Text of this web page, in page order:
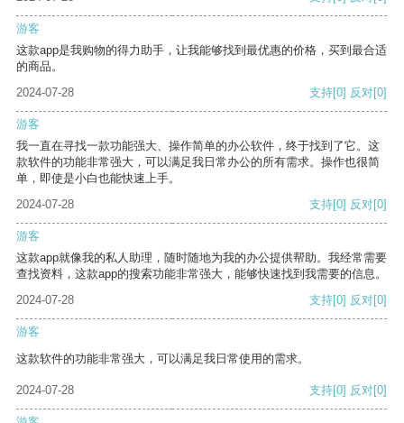
游客
这款app是我购物的得力助手，让我能够找到最优惠的价格，买到最合适
的商品。
2024-07-28
支持[0] 反对[0]
游客
我一直在寻找一款功能强大、操作简单的办公软件，终于找到了它。这
款软件的功能非常强大，可以满足我日常办公的所有需求。操作也很简
单，即使是小白也能快速上手。
2024-07-28
支持[0] 反对[0]
游客
这款app就像我的私人助理，随时随地为我的办公提供帮助。我经常需要
查找资料，这款app的搜索功能非常强大，能够快速找到我需要的信息。
2024-07-28
支持[0] 反对[0]
游客
这款软件的功能非常强大，可以满足我日常使用的需求。
2024-07-28 支持[0] 反对[0]